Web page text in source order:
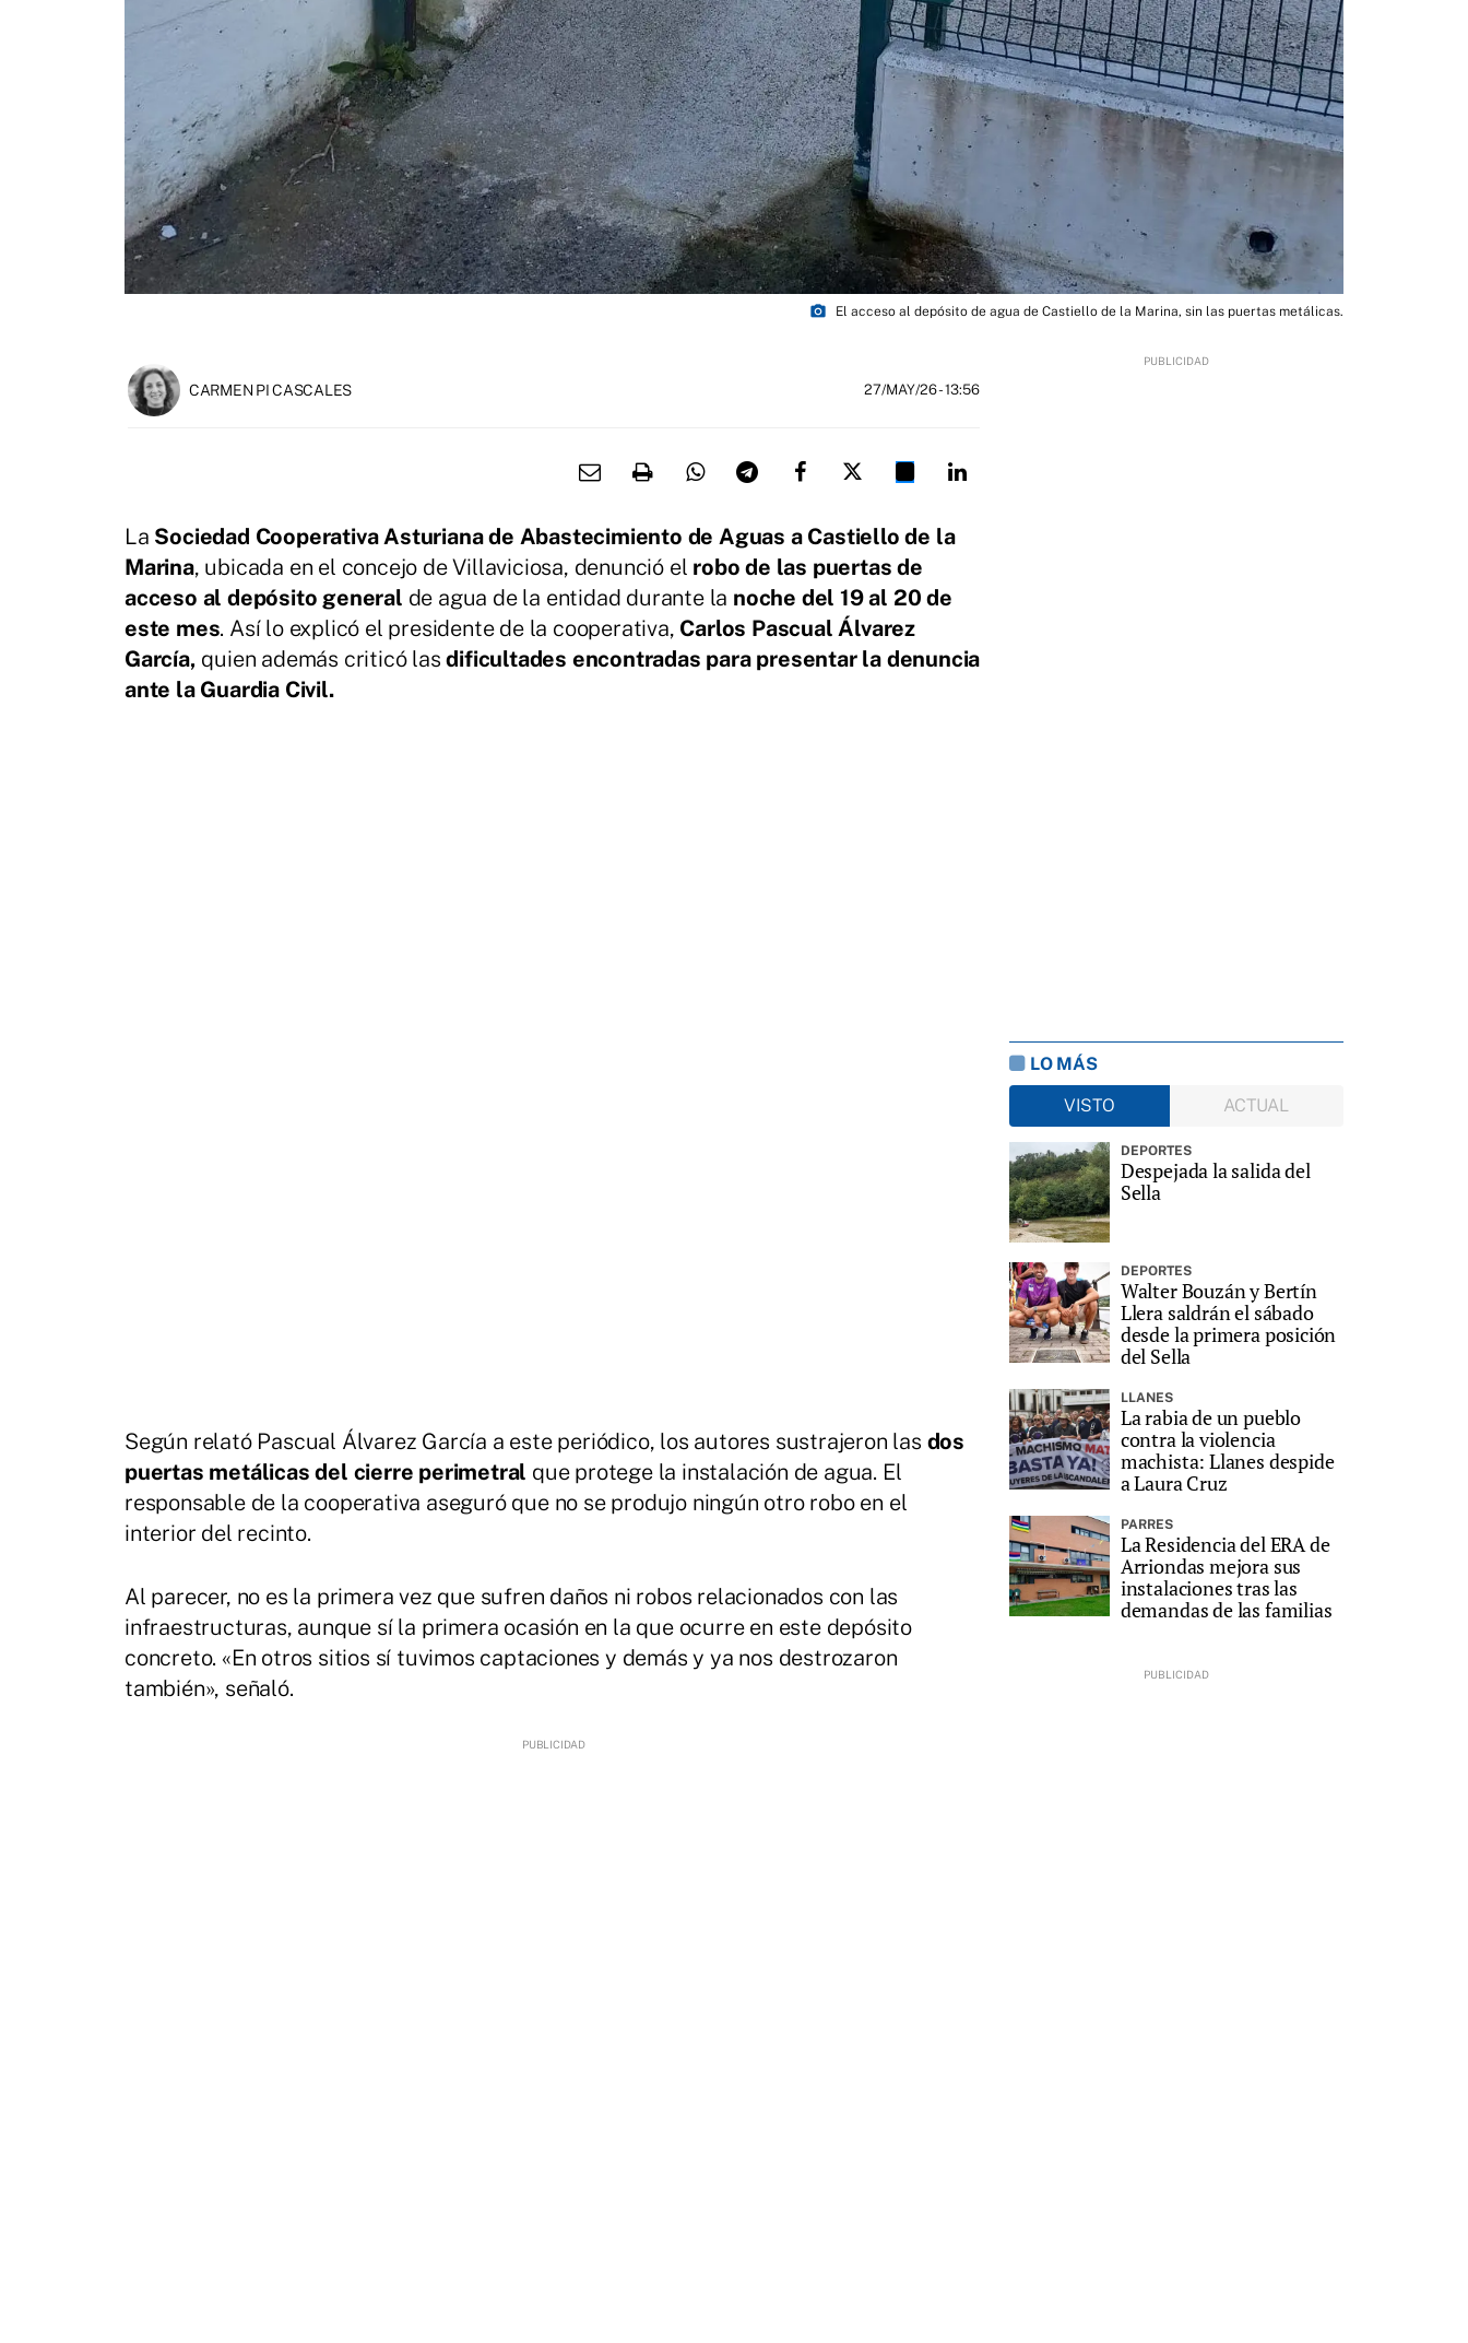
photo_camera El acceso al depósito de agua de Castiello de la Marina, sin las puertas metálicas.
CARMEN PI CASCALES 27/MAY/26- 13:56
La Sociedad Cooperativa Asturiana de Abastecimiento de Aguas a Castiello de la
Marina, ubicada en el concejo de Villaviciosa, denunció el robo de las puertas de
acceso al depósito general de agua de la entidad durante la noche del 19 al 20 de
este mes. Así lo explicó el presidente de la cooperativa, Carlos Pascual Álvarez
García, quien además criticó lasdificultades encontradas para presentar la denuncia
ante la Guardia Civil.
Según relató Pascual Álvarez García a este periódico, los autores sustrajeron las dos
puertas metálicas del cierre perimetral que protege la instalación de agua. El
responsable de la cooperativa aseguró que no se produjo ningún otro robo en el
interior del recinto.
Al parecer, no es la primera vez que sufren daños ni robos relacionados con las
infraestructuras, aunque sí la primera ocasión en la que ocurre en este depósito
concreto. «En otros sitios sí tuvimos captaciones y demás y ya nos destrozaron
también», señaló.
LO MÁS
VISTO
ACTUAL
DEPORTES
Despejada la salida del
Sella
DEPORTES
Walter Bouzán y Bertín
Llera saldrán el sábado
desde la primera posición
del Sella
LLANES
La rabia de un pueblo
contra la violencia
machista: Llanes despide
a Laura Cruz
PARRES
La Residencia del ERA de
Arriondas mejora sus
instalaciones tras las
demandas de las familias